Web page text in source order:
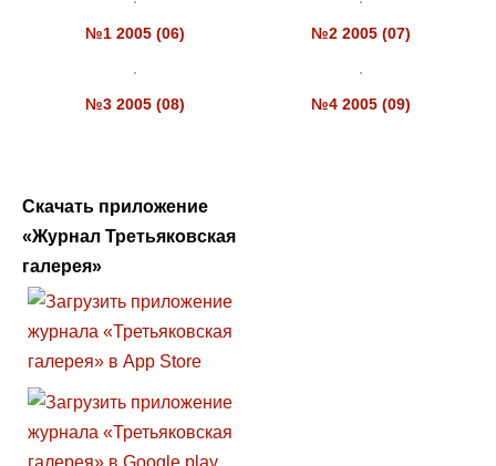
№1 2005 (06) №2 2005 (07)
№3 2005 (08) №4 2005 (09)
Скачать приложение
«Журнал Третьяковская
галерея»